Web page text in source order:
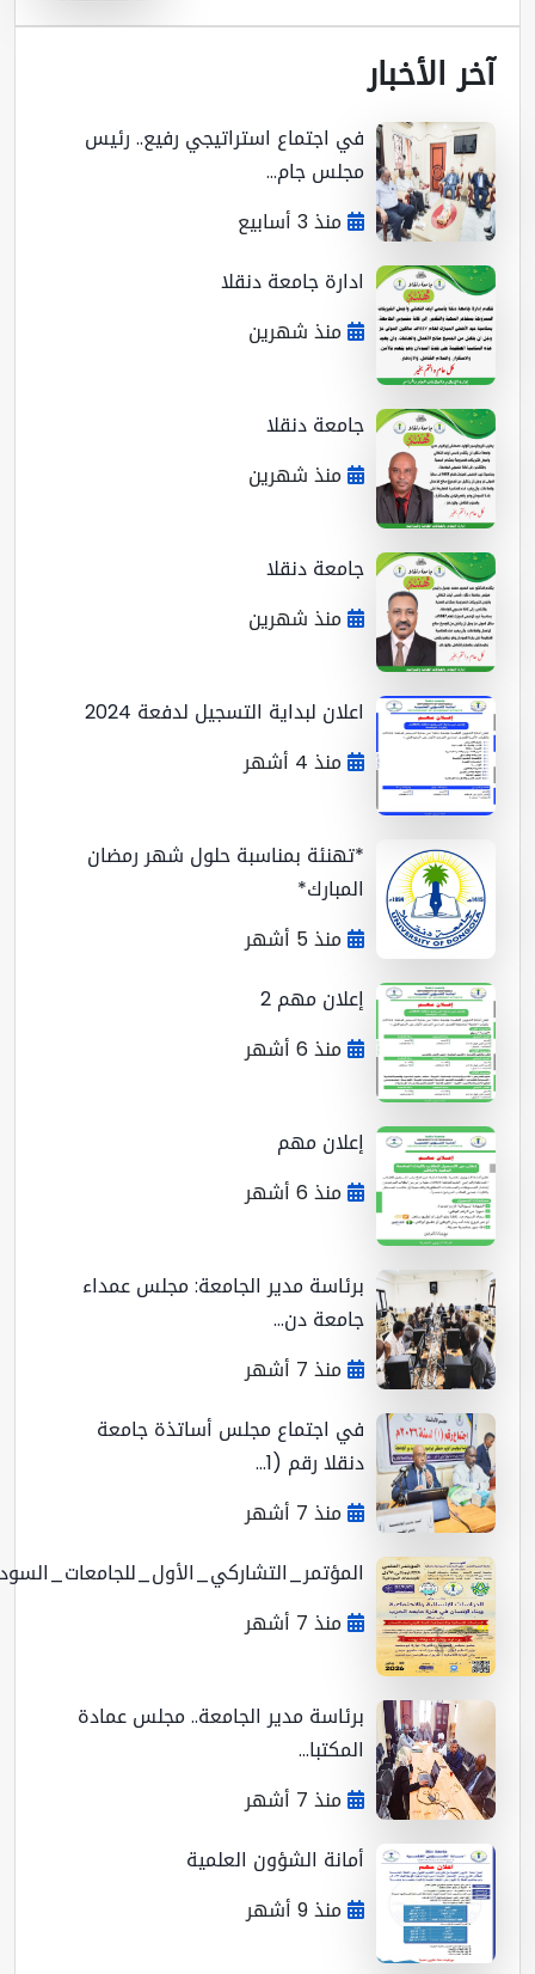
الأخبار
في اجتماع استراتيجي رفيع.. رئيس
مجلس جام...
منذ 3 أسابيع
ادارة جامعة دنقلا
منذ شهرين
جامعة دنقلا
منذ شهرين
جامعة دنقلا
منذ شهرين
اعلان لبداية التسجيل لدفعة 2024
منذ 4 أشهر
*تهنئة بمناسبة حلول شهر رمضان
المبارك*
منذ 5 أشهر
إعلان مهم 2
منذ 6 أشهر
إعلان مهم
منذ 6 أشهر
برئاسة مدير الجامعة: مجلس عمداء
جامعة دن...
منذ 7 أشهر
في اجتماع مجلس أساتذة جامعة
دنقلا رقم (1...
منذ 7 أشهر
المؤتمر_التشاركي_الأول_للجامعات_السوداني...
منذ 7 أشهر
برئاسة مدير الجامعة.. مجلس عمادة
المكتبا...
منذ 7 أشهر
أمانة الشؤون العلمية
منذ 9 أشهر